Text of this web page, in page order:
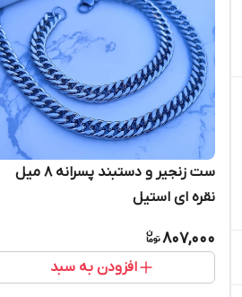
ست زنجیر و دستبند پسرانه ۸ میل
نقره ای استیل
807,000
افزودن به سبد